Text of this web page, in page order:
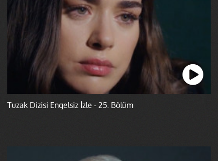
Tuzak Dizisi Engelsiz İzle - 25. Bölüm